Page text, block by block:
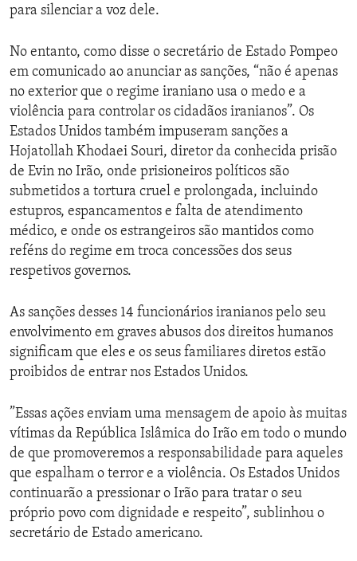
para silenciar a voz dele.
No entanto, como disse o secretário de Estado Pompeo
em comunicado ao anunciar as sanções, “não é apenas
no exterior que o regime iraniano usa o medo e a
violência para controlar os cidadãos iranianos”. Os
Estados Unidos também impuseram sanções a
Hojatollah Khodaei Souri, diretor da conhecida prisão
de Evin no Irão, onde prisioneiros políticos são
submetidos a tortura cruel e prolongada, incluindo
estupros, espancamentos e falta de atendimento
médico, e onde os estrangeiros são mantidos como
reféns do regime em troca concessões dos seus
respetivos governos.
As sanções desses 14 funcionários iranianos pelo seu
envolvimento em graves abusos dos direitos humanos
significam que eles e os seus familiares diretos estão
proibidos de entrar nos Estados Unidos.
”Essas ações enviam uma mensagem de apoio às muitas
vítimas da República Islâmica do Irão em todo o mundo
de que promoveremos a responsabilidade para aqueles
que espalham o terror e a violência. Os Estados Unidos
continuarão a pressionar o Irão para tratar o seu
próprio povo com dignidade e respeito”, sublinhou o
secretário de Estado americano.